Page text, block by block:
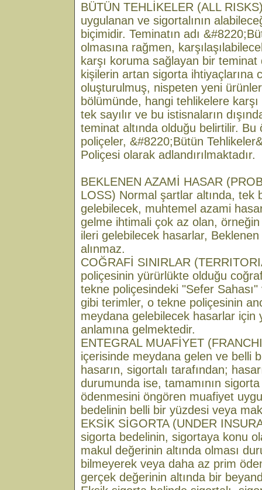
BÜTÜN TEHLİKELER (ALL
uygulanan ve sigortalının
biçimidir. Teminatın adı
olmasına rağmen,
karşı koruma sağlayan bir
kişilerin artan sigorta ihtiyaçlarına
oluşturulmuş, nispeten yeni
bölümünde, hangi tehlikelere
tek sayılır ve bu istisnaların
teminat altında olduğu belirtilir. Bu
poliçeler, &#8220;Bütün
Poliçesi olarak adlandırılmaktadır.
BEKLENEN AZAMİ HASAR
LOSS) Normal şartlar altında, tek
gelebilecek, muhtemel azami
gelme ihtimali çok az olan,
ileri gelebilecek hasarlar,
alınmaz.
COĞRAFİ SINIRLAR
poliçesinin yürürlükte olduğu
tekne poliçesindeki "Sefer Sahası"
gibi terimler, o tekne poliçesinin
meydana gelebilecek hasarlar için
anlamına gelmektedir.
ENTEGRAL MUAFİYET
içerisinde meydana gelen ve belli
hasarın, sigortalı tarafından;
durumunda ise, tamamının
ödenmesini öngören muafiyet
bedelinin belli bir yüzdesi veya
EKSİK SİGORTA (UNDER
sigorta bedelinin, sigortaya konu
makul değerinin altında olması
bilmeyerek veya daha az prim
gerçek değerinin altında bir